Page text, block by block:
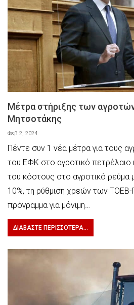
Μέτρα στήριξης των
Μητσοτάκης
Φεβ 2, 2024
Πέντε συν 1 νέα μέτρα για τους
του ΕΦΚ στο αγροτικό πετρέλαιο
του κόστους στο αγροτικό
10%, τη ρύθμιση χρεών των
πρόγραμμα για μόνιμη…
ΔΙΑΒΆΣΤΕ ΠΕΡΙΣΣΌΤΕΡΑ...